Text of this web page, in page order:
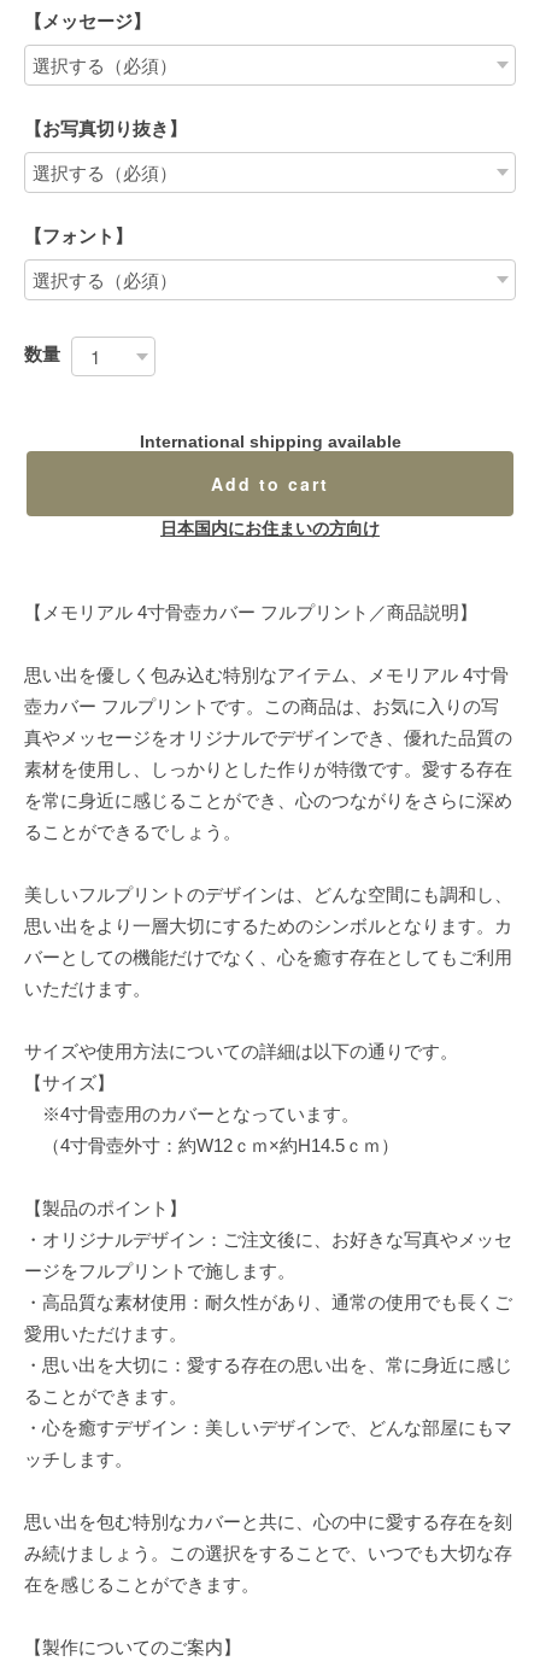
【メッセージ】
【お写真切り抜き】
【フォント】
数量
International shipping available
Add to cart
日本国内にお住まいの方向け
【メモリアル 4寸骨壺カバー フルプリント／商品説明】
思い出を優しく包み込む特別なアイテム、メモリアル 4寸骨
壺カバー フルプリントです。この商品は、お気に入りの写
真やメッセージをオリジナルでデザインでき、優れた品質の
素材を使用し、しっかりとした作りが特徴です。愛する存在
を常に身近に感じることができ、心のつながりをさらに深め
ることができるでしょう。
美しいフルプリントのデザインは、どんな空間にも調和し、
思い出をより一層大切にするためのシンボルとなります。カ
バーとしての機能だけでなく、心を癒す存在としてもご利用
いただけます。
サイズや使用方法についての詳細は以下の通りです。
【サイズ】
※4寸骨壺用のカバーとなっています。
（4寸骨壺外寸：約W12ｃｍ×約H14.5ｃｍ）
【製品のポイント】
・オリジナルデザイン：ご注文後に、お好きな写真やメッセ
ージをフルプリントで施します。
・高品質な素材使用：耐久性があり、通常の使用でも長くご
愛用いただけます。
・思い出を大切に：愛する存在の思い出を、常に身近に感じ
ることができます。
・心を癒すデザイン：美しいデザインで、どんな部屋にもマ
ッチします。
思い出を包む特別なカバーと共に、心の中に愛する存在を刻
み続けましょう。この選択をすることで、いつでも大切な存
在を感じることができます。
【製作についてのご案内】